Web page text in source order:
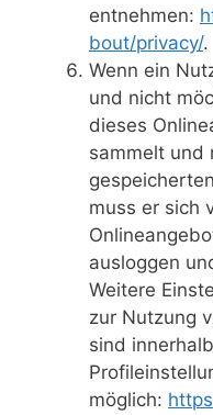
entnehmen:
bout/privacy/.
Wenn ein
und nicht
dieses
sammelt und
muss er sich
ausloggen
Weitere
zur Nutzung
sind
möglich: